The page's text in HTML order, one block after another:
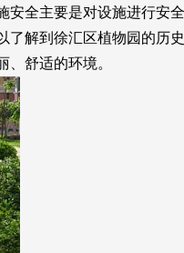
全主要是对设施进行安
解到徐汇区植物园的历
舒适的环境。